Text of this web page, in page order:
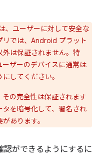
ユーザーに対して安全な
リでは、Android プラット
外は保証されません。特
ザーのデバイスに通常は
してください。
の完全性は保証されます
を暗号化して、署名され
あります。
認ができるようにするに